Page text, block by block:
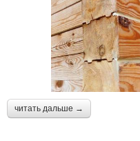
читать дальше →